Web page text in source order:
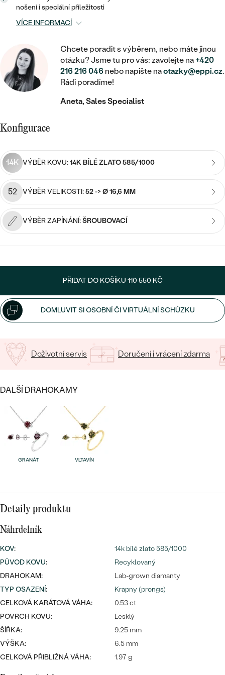
RUČNĚ RYTÉ
S VÝPLNÍ
SVATEBNÍ SETY
DLE CENY
CENOVĚ DOSTUPNÉ
LUXUSNÍ
Nejprodávanější
snubní prsteny
ZAČÍT S LAB-GROWN DIAMANTEM
DLE DRAHOKAMU
DIAMANT
BAREVNÝ DIAMANT
ČERNÝ DIAMANT
SALT AND PEPPER DIAMANT
DRAHOKAM
DLE MATERIÁLU
PLATINA
Wave kolekce
DĚTSKÉ ŠPERKY
DOPLŇKY
DLE MATERIÁLU
PLATINA
DLE KAMENE
S DIAMANTY
S DRAHOKAMY
S LAB-GROWN DIAMANTY
S PERLAMI
DLE STYLU
PERSONALIZOVANÉ
MINIMALISTICKÉ
PODLE PŘÍLEŽITOSTI
PODLE BARVY
NA MÍRU
DIAMANTY
DĚTSKÉ
DLE KAMENE
S DIAMANTY
S DRAHOKAMY
S PERLAMI
DLE CENY
CENOVĚ DOSTUPNÉ
LUXUSNÍ
Nejprodávanější
náušnice
PROHLÉDNOUT
MEDAILONKY
VE TVARU SRDCE
SE ZVÍŘATY
S DRAHOKAMY
S PERLAMI
DLE CENY
CENOVĚ DOSTUPNÉ
LUXUSNÍ
přívěsky
OBJEVIT
STATEMENT
PEČETNÍ
PERSONALIZOVANÉ
DLE DRAHOKAMU
S DIAMANTY
S DRAHOKAMY
S PERLAMI
DLE CENY
CENOVĚ DOSTUPNÉ
Nejprodávanější
prsteny
nošení i speciální příležitosti
VÍCE INFORMACÍ
Chcete poradit s výběrem, nebo máte jinou
otázku? Jsme tu pro vás: zavolejte na+420
216 216 046 nebo napište naotazky@eppi.cz.
Rádi poradíme!
Aneta, Sales Specialist
Konfigurace
14K VÝBĚR KOVU:14K BÍLÉ ZLATO 585/1000
52 VÝBĚR VELIKOSTI:52 -> Ø 16,6 MM
VÝBĚR ZAPÍNÁNÍ:ŠROUBOVACÍ
PŘIDAT DO KOŠÍKU 110 550 KČ
DOMLUVIT SI OSOBNÍ ČI VIRTUÁLNÍ SCHŮZKU
Doživotní servis Doručení i vrácení zdarma
DALŠÍ DRAHOKAMY
GRANÁT VLTAVÍN
Detaily produktu
Náhrdelník
KOV:
14k bílé zlato 585/1000
PŮVOD KOVU:
Recyklovaný
DRAHOKAM:
Lab-grown diamanty
TYP OSAZENÍ:
Krapny (prongs)
CELKOVÁ KARÁTOVÁ VÁHA:
0.53 ct
POVRCH KOVU:
Lesklý
ŠÍŘKA:
9.25 mm
VÝŠKA:
6.5 mm
CELKOVÁ PŘIBLIŽNÁ VÁHA:
1.97 g